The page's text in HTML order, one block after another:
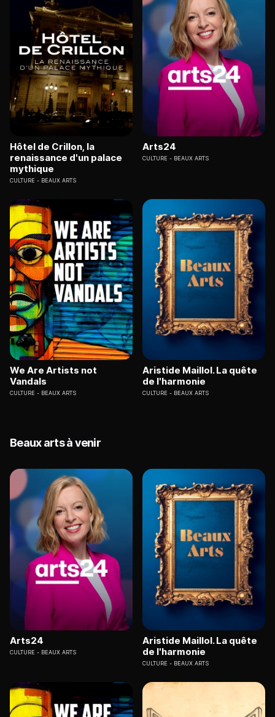
Hôtel de Crillon, la
renaissance d'un palace
mythique
CULTURE BEAUX ARTS
Arts24
CULTURE BEAUX ARTS
We Are Artists not
Vandals
CULTURE BEAUX ARTS
Aristide Maillol. La quête
de l'harmonie
CULTURE BEAUX ARTS
Beaux arts à venir
Arts24
CULTURE BEAUX ARTS
Aristide Maillol. La quête
de l'harmonie
CULTURE BEAUX ARTS